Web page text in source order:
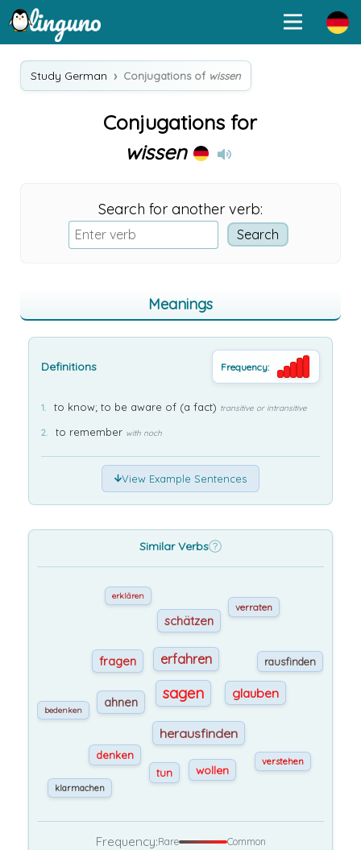
Study German Conjugations of wissen
Conjugations for
wissen
Search for another verb:
Meanings
Definitions Frequency:
to know; to be aware of (a fact) transitive or intransitive
to remember with noch
View Example Sentences
Similar Verbs
sagen
erfahren
herausfinden
glauben
ahnen
schätzen
fragen
wollen
denken
rausfinden
tun
verraten
verstehen
klarmachen
bedenken
erklären
Frequency:Rare Common